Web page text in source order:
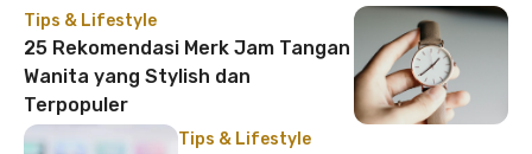
Tips & Lifestyle
25 Rekomendasi Merk Jam Tangan
Wanita yang Stylish dan
Terpopuler
Tips & Lifestyle